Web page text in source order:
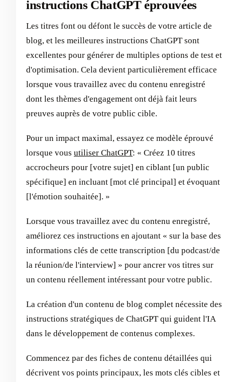
instructions ChatGPT éprouvées
Les titres font ou défont le succès de votre article de
blog, et les meilleures instructions ChatGPT sont
excellentes pour générer de multiples options de test et
d'optimisation. Cela devient particulièrement efficace
lorsque vous travaillez avec du contenu enregistré
dont les thèmes d'engagement ont déjà fait leurs
preuves auprès de votre public cible.
Pour un impact maximal, essayez ce modèle éprouvé
lorsque vous utiliser ChatGPT: « Créez 10 titres
accrocheurs pour [votre sujet] en ciblant [un public
spécifique] en incluant [mot clé principal] et évoquant
[l'émotion souhaitée]. »
Lorsque vous travaillez avec du contenu enregistré,
améliorez ces instructions en ajoutant « sur la base des
informations clés de cette transcription [du podcast/de
la réunion/de l'interview] » pour ancrer vos titres sur
un contenu réellement intéressant pour votre public.
La création d'un contenu de blog complet nécessite des
instructions stratégiques de ChatGPT qui guident l'IA
dans le développement de contenus complexes.
Commencez par des fiches de contenu détaillées qui
décrivent vos points principaux, les mots clés cibles et